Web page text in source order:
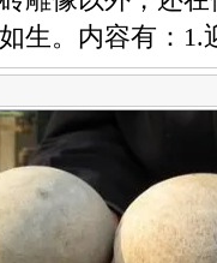
生。内容有：